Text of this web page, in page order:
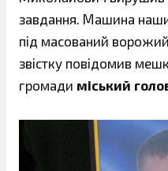
завдання. Машина
під масований
звістку повідомив
громади міський